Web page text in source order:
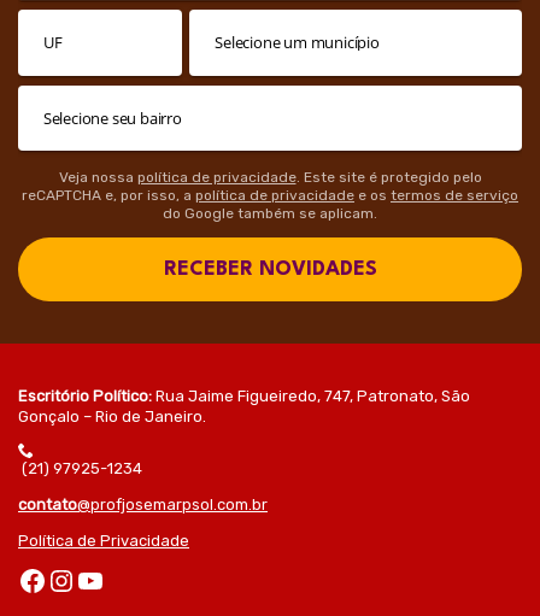
Veja nossa política de privacidade. Este site é protegido pelo
reCAPTCHA e, por isso, a política de privacidade e os termos de serviço
do Google também se aplicam.
RECEBER NOVIDADES
Escritório Político: Rua Jaime Figueiredo, 747, Patronato, São
Gonçalo – Rio de Janeiro.
(21) 97925-1234
contato@profjosemarpsol.com.br
Política de Privacidade
Facebook Instagram Youtube